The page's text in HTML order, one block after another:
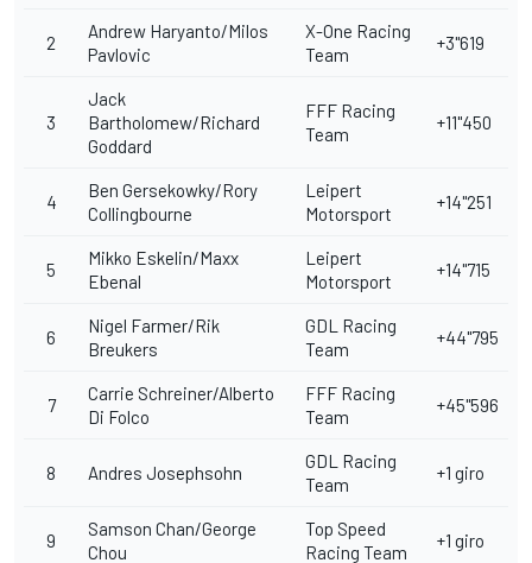
2
Andrew Haryanto/Milos
Pavlovic
X-One Racing
Team
+3"619
3
Jack
Bartholomew/Richard
Goddard
FFF Racing
Team
+11"450
4
Ben Gersekowky/Rory
Collingbourne
Leipert
Motorsport
+14"251
5
Mikko Eskelin/Maxx
Ebenal
Leipert
Motorsport
+14"715
6
Nigel Farmer/Rik
Breukers
GDL Racing
Team
+44"795
7
Carrie Schreiner/Alberto
Di Folco
FFF Racing
Team
+45"596
8 Andres Josephsohn
GDL Racing
Team
+1 giro
9
Samson Chan/George
Chou
Top Speed
Racing Team
+1 giro